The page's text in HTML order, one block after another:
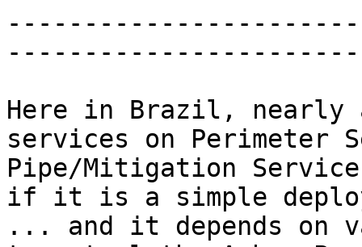
Here in Brazil, nearly
services on Perimeter
Pipe/Mitigation
if it is a simple
... and it depends on